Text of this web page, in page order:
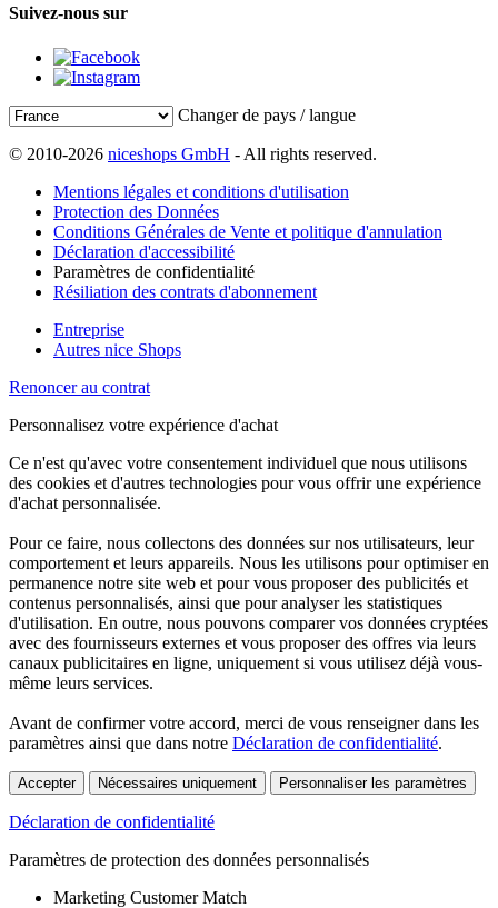
Suivez-nous sur
Changer de pays / langue
© 2010-2026 niceshops GmbH - All rights reserved.
Mentions légales et conditions d'utilisation
Protection des Données
Conditions Générales de Vente et politique d'annulation
Déclaration d'accessibilité
Paramètres de confidentialité
Résiliation des contrats d'abonnement
Entreprise
Autres nice Shops
Renoncer au contrat
Personnalisez votre expérience d'achat
Ce n'est qu'avec votre consentement individuel que nous utilisons
des cookies et d'autres technologies pour vous offrir une expérience
d'achat personnalisée.
Pour ce faire, nous collectons des données sur nos utilisateurs, leur
comportement et leurs appareils. Nous les utilisons pour optimiser en
permanence notre site web et pour vous proposer des publicités et
contenus personnalisés, ainsi que pour analyser les statistiques
d'utilisation. En outre, nous pouvons comparer vos données cryptées
avec des fournisseurs externes et vous proposer des offres via leurs
canaux publicitaires en ligne, uniquement si vous utilisez déjà vous-
même leurs services.
Avant de confirmer votre accord, merci de vous renseigner dans les
paramètres ainsi que dans notre Déclaration de confidentialité.
Accepter Nécessaires uniquement Personnaliser les paramètres
Déclaration de confidentialité
Paramètres de protection des données personnalisés
Marketing Customer Match